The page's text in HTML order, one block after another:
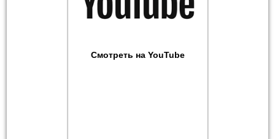
Смотреть на YouTube